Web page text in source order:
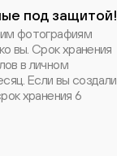
под защитой!
фотографиям
вы. Срок хранения
в личном
Если вы создали
хранения 6